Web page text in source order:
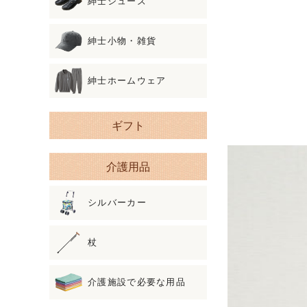
紳士小物・雑貨
紳士ホームウェア
ギフト
介護用品
シルバーカー
杖
介護施設で必要な用品